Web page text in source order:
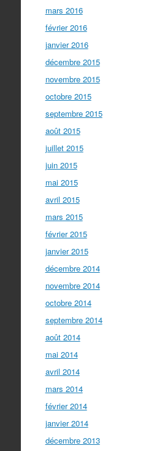
mars 2016
février 2016
janvier 2016
décembre 2015
novembre 2015
octobre 2015
septembre 2015
août 2015
juillet 2015
juin 2015
mai 2015
avril 2015
mars 2015
février 2015
janvier 2015
décembre 2014
novembre 2014
octobre 2014
septembre 2014
août 2014
mai 2014
avril 2014
mars 2014
février 2014
janvier 2014
décembre 2013